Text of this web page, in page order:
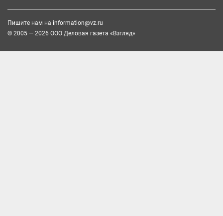
Пишите нам на information@vz.ru
© 2005 — 2026 ООО Деловая газета «Взгляд»